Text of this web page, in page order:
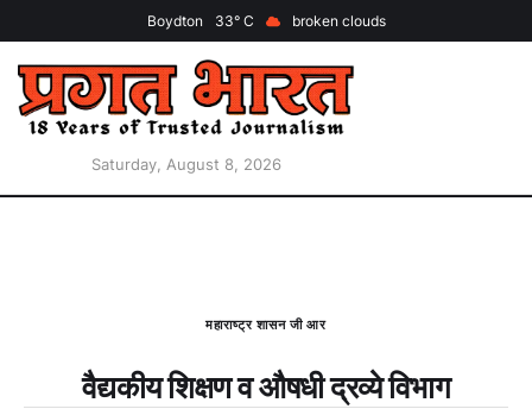
Boydton 33 broken clouds
Saturday, August 8, 2026
महाराष्ट्र शासन जी आर
वैद्यकीय शिक्षण व औषधी द्रव्‍ये विभाग